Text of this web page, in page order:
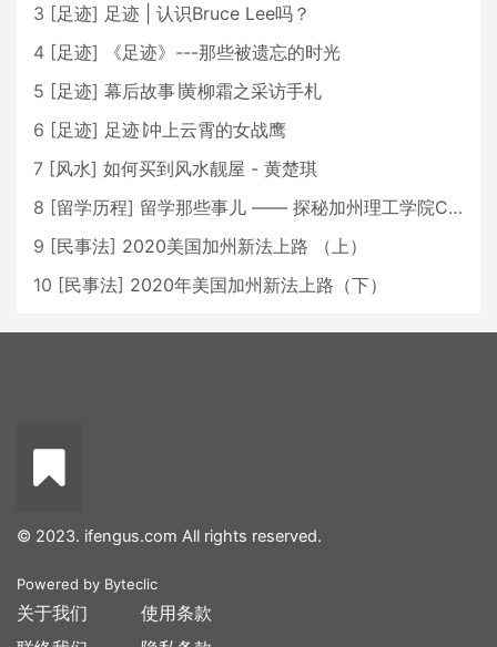
3 [足迹] 足迹 | 认识Bruce Lee吗？
4 [足迹]
《足迹》---那些被遗忘的时光
5 [足迹] 幕后故事∣黄柳霜之采访手札
6 [足迹] 足迹∣冲上云霄的女战鹰
7 [风水] 如何买到风水靓屋 - 黄楚琪
8 [留学历程] 留学那些事儿 —— 探秘加州理工学院Caltech博士生活 [上集]
9 [民事法] 2020美国加州新法上路 （上）
10 [民事法] 2020年美国加州新法上路（下）
© 2023. ifengus.com All rights reserved.
Powered by Byteclic
关于我们
使用条款